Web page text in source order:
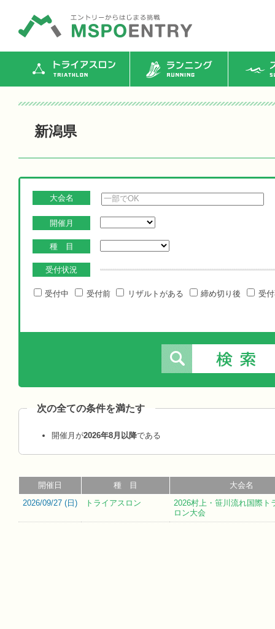
トライアスロン ランニング ス
新潟県
大会名
開催月
種 目
受付状況
受付中 受付前 リザルトがある 締め切り後 受
次の全ての条件を満たす
開催月が2026年8月以降である
開催日 種 目
大会名
2026/09/27 (日 ) トライアスロン
2026村上・笹川流れ国際ト
ロン大会